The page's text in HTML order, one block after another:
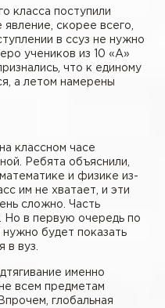
класса поступили
скорее всего,
в ссуз не нужно
учеников из 10 «А»
что к единому
а летом намерены
классном часе
Ребята объяснили,
и физике из-
им не хватает, и эти
сложно. Часть
Но в первую очередь по
будет показать
в вуз.
именно
всем предметам
глобальная